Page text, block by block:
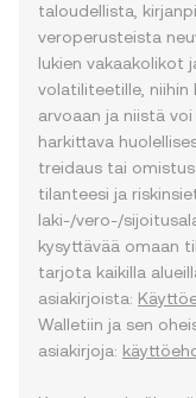
taloudellista,
veroperusteista
lukien vakaakolikot
volatiliteetille, niihin
arvoaan ja niistä
harkittava
treidaus tai
tilanteesi ja
laki-/vero-/
kysyttävää omaan
tarjota kaikilla
asiakirjoista:
Walletiin ja sen
asiakirjoja: